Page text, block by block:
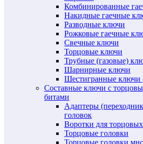
Комбинированные
Накидные гаечные
Разводные ключи
Рожковые гаечные
Свечные ключи
Торцовые ключи
Трубные (газовые)
Шарнирные ключи
Шестигранные ключи
Составные ключи с
битами
Адаптеры
головок
Воротки для
Торцовые головки
Торцовые головки